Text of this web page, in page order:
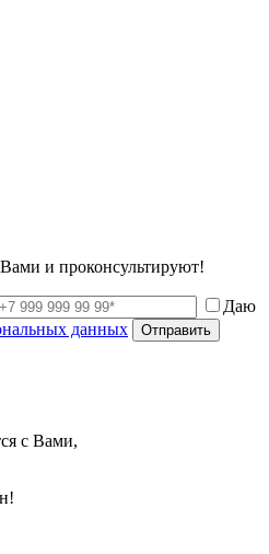
и проконсультируют!
Даю
данных Отправить
с Вами,